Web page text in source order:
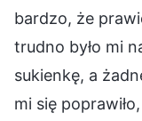
bardzo, że
trudno było mi
sukienkę, a
mi się